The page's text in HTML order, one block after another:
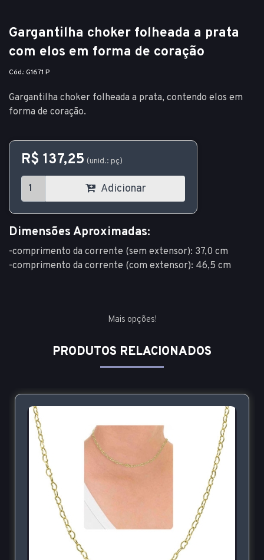
Gargantilha choker folheada a prata
com elos em forma de coração
Cód.: G1671 P
Gargantilha choker folheada a prata, contendo elos em
forma de coração.
R$ 137,25 (unid.: pç)
Adicionar
Dimensões Aproximadas:
-comprimento da corrente (sem extensor): 37,0 cm
-comprimento da corrente (com extensor): 46,5 cm
Mais opções!
PRODUTOS RELACIONADOS